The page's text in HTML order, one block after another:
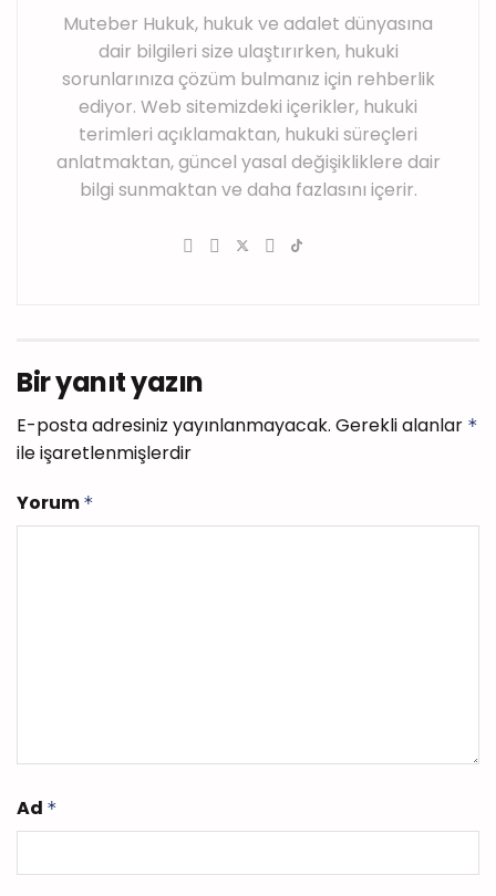
Muteber Hukuk, hukuk ve adalet dünyasına
dair bilgileri size ulaştırırken, hukuki
sorunlarınıza çözüm bulmanız için rehberlik
ediyor. Web sitemizdeki içerikler, hukuki
terimleri açıklamaktan, hukuki süreçleri
anlatmaktan, güncel yasal değişikliklere dair
bilgi sunmaktan ve daha fazlasını içerir.
Bir yanıt yazın
E-posta adresiniz yayınlanmayacak. Gerekli alanlar *
ile işaretlenmişlerdir
Yorum *
Ad *